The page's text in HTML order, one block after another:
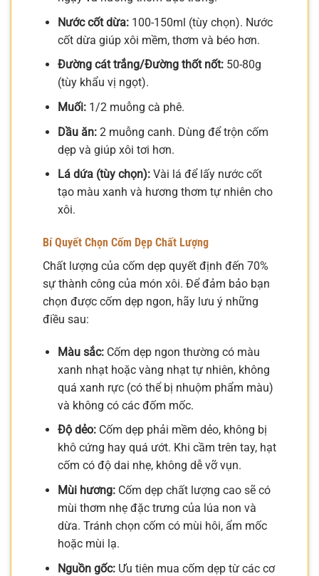
Nước cốt dừa:100-150ml (tùy chọn). Nước
cốt dừa giúp xôi mềm, thơm và béo hơn.
Đường cát trắng/Đường thốt nốt:50-80g
(tùy khẩu vị ngọt).
Muối:1/2 muỗng cà phê.
Dầu ăn:2 muỗng canh. Dùng để trộn cốm
dẹp và giúp xôi tơi hơn.
Lá dứa (tùy chọn):Vài lá để lấy nước cốt
tạo màu xanh và hương thơm tự nhiên cho
xôi.
Bí Quyết Chọn Cốm Dẹp Chất Lượng
Chất lượng của cốm dẹp quyết định đến 70%
sự thành công của món xôi. Để đảm bảo bạn
chọn được cốm dẹp ngon, hãy lưu ý những
điều sau:
Màu sắc:Cốm dẹp ngon thường có màu
xanh nhạt hoặc vàng nhạt tự nhiên, không
quá xanh rực (có thể bị nhuộm phẩm màu)
và không có các đốm mốc.
Độ dẻo:Cốm dẹp phải mềm dẻo, không bị
khô cứng hay quá ướt. Khi cầm trên tay, hạt
cốm có độ dai nhẹ, không dễ vỡ vụn.
Mùi hương:Cốm dẹp chất lượng cao sẽ có
mùi thơm nhẹ đặc trưng của lúa non và
dừa. Tránh chọn cốm có mùi hôi, ẩm mốc
hoặc mùi lạ.
Nguồn gốc:Ưu tiên mua cốm dẹp từ các cơ